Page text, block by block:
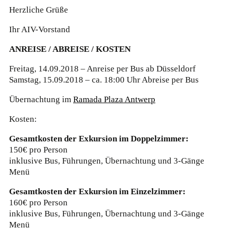
Herzliche Grüße
Ihr AIV-Vorstand
ANREISE / ABREISE / KOSTEN
Freitag, 14.09.2018 – Anreise per Bus ab Düsseldorf
Samstag, 15.09.2018 – ca. 18:00 Uhr Abreise per Bus
Übernachtung im Ramada Plaza Antwerp
Kosten:
Gesamtkosten der Exkursion im Doppelzimmer:
150€ pro Person
inklusive Bus, Führungen, Übernachtung und 3-Gänge
Menü
Gesamtkosten der Exkursion im Einzelzimmer:
160€ pro Person
inklusive Bus, Führungen, Übernachtung und 3-Gänge
Menü